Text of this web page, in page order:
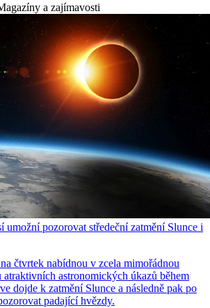
a zajímavosti
umožní pozorovat středeční zatmění Slunce i
čtvrtek nabídnou v zcela mimořádnou
atraktivních astronomických úkazů během
dojde k zatmění Slunce a následně pak po
padající hvězdy.